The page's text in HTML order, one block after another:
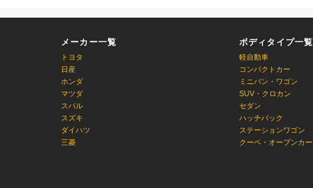
メーカー一覧
トヨタ
日産
ホンダ
マツダ
スバル
スズキ
ダイハツ
三菱
ボディタイプ一覧
軽自動車
コンパクトカー
ミニバン・ワゴン
SUV・クロカン
セダン
ハッチバック
ステーションワゴン
クーペ・オープンカー